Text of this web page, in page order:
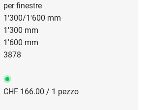
per finestre
1'300/1'600 mm
1'300 mm
1'600 mm
3878
CHF 166.00 / 1 pezzo